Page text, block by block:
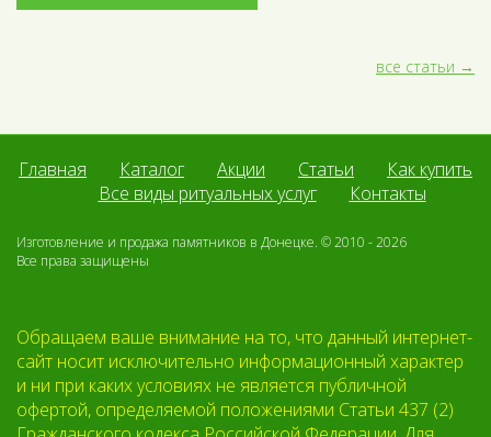
все статьи
Главная Каталог Акции Статьи
Как купить
Все виды ритуальных услуг
Контакты
Изготовление и продажа памятников в Донецке. © 2010 - 2026
Все права защищены
Обращаем ваше внимание на то, что данный интернет-
сайт носит исключительно информационный характер
и ни при каких условиях не является публичной
офертой, определяемой положениями Статьи 437 (2)